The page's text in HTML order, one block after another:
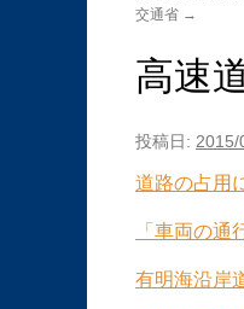
交通省 →
高速
投稿日: 2015/
道路の占用
「車両の
有明海沿岸